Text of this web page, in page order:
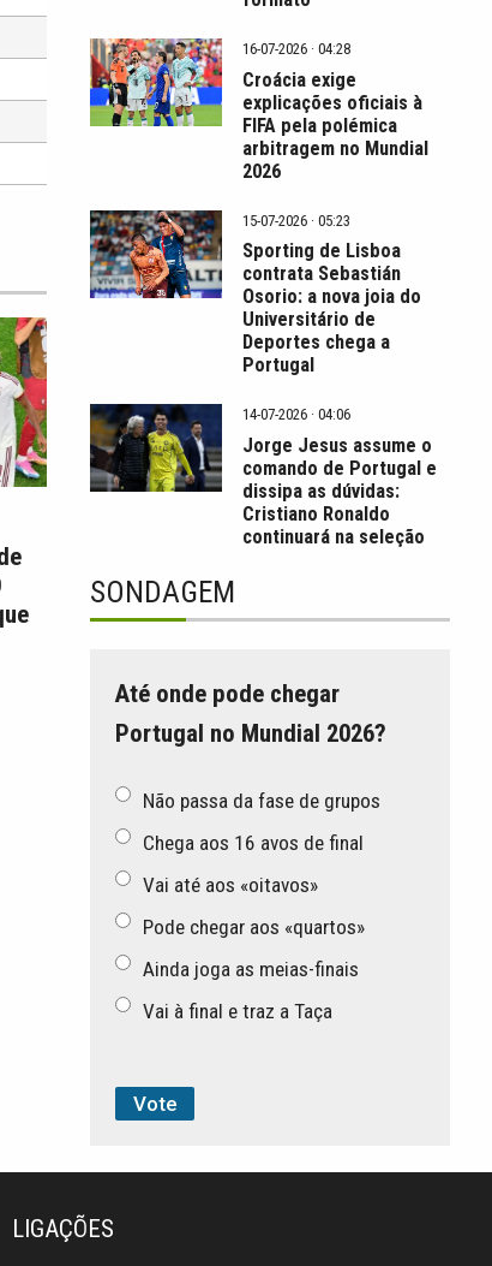
16-07-2026 · 04:28
Croácia exige
explicações oficiais à
FIFA pela polémica
arbitragem no Mundial
2026
15-07-2026 · 05:23
Sporting de Lisboa
contrata Sebastián
Osorio: a nova joia do
Universitário de
Deportes chega a
Portugal
14-07-2026 · 04:06
Jorge Jesus assume o
comando de Portugal e
dissipa as dúvidas:
Cristiano Ronaldo
continuará na seleção
SONDAGEM
Até onde pode chegar
Portugal no Mundial 2026?
Não passa da fase de grupos
Chega aos 16 avos de final
Vai até aos «oitavos»
Pode chegar aos «quartos»
Ainda joga as meias-finais
Vai à final e traz a Taça
LIGAÇÕES